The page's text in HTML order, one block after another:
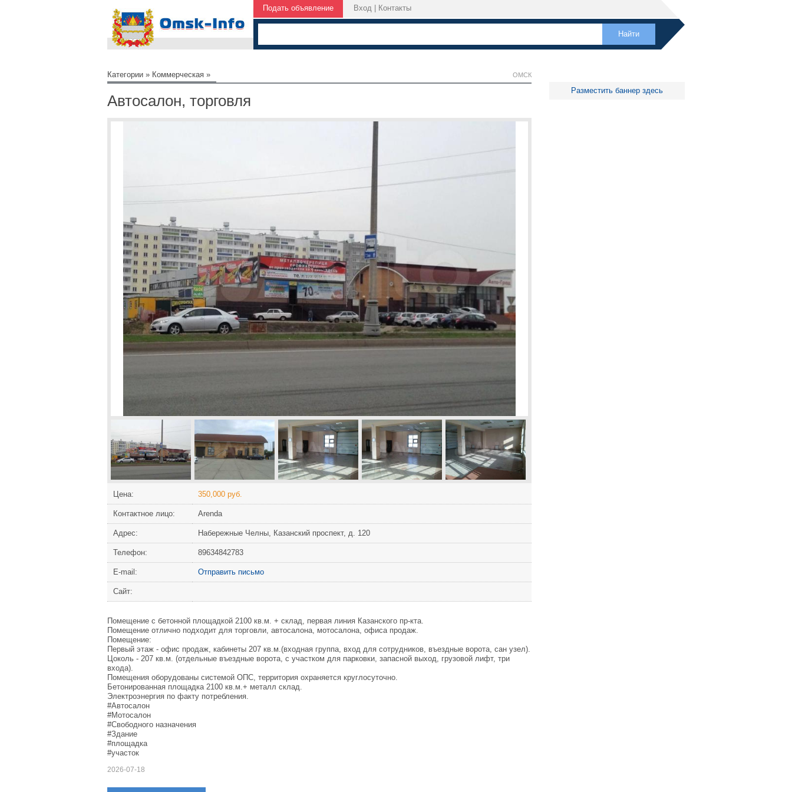
Подать объявление Вход Контакты
Категории » Коммерческая » ОМСК
Автосалон, торговля
Цена: 350,000 руб.
Контактное лицо: Arenda
Адрес: Набережные Челны, Казанский проспект, д. 120
Телефон: 89634842783
Е-mail: Отправить письмо
Сайт:
Помещение с бетонной площадкой 2100 кв.м. + склад, первая линия Казанского пр-кта.
Помещение отлично подходит для торговли, автосалона, мотосалона, офиса продаж.
Помещение:
Первый этаж - офис продаж, кабинеты 207 кв.м.(входная группа, вход для сотрудников, въездные ворота, сан узел).
Цоколь - 207 кв.м. (отдельные въездные ворота, с участком для парковки, запасной выход, грузовой лифт, три
входа).
Помещения оборудованы системой ОПС, территория охраняется круглосуточно.
Бетонированная площадка 2100 кв.м.+ металл склад.
Электроэнергия по факту потребления.
#Автосалон
#Мотосалон
#Свободного назначения
#Здание
#площадка
#участок
2026-07-18
Разместить баннер здесь